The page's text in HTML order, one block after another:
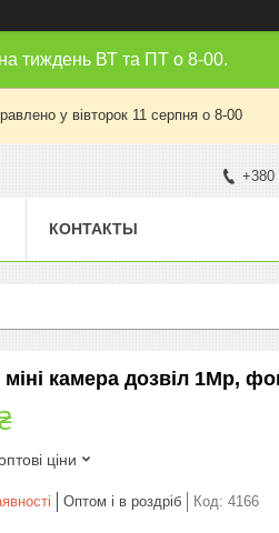
тиждень ВТ та ПТ о 8-00.
у вівторок 11 серпня о 8-00
+380
КОНТАКТЫ
міні камера дозвіл 1Mp,
ціни
Оптом і в роздріб Код: 4166